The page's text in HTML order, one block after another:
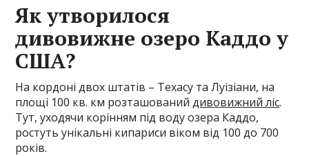
Як утворилося
дивовижне озеро Каддо у
США?
На кордоні двох штатів – Техасу та Луізіани, на
площі 100 кв. км розташованийдивовижний ліс.
Тут, уходячи корінням під воду озера Каддо,
ростуть унікальні кипариси віком від 100 до 700
років.